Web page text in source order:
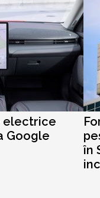
electrice
Google
în